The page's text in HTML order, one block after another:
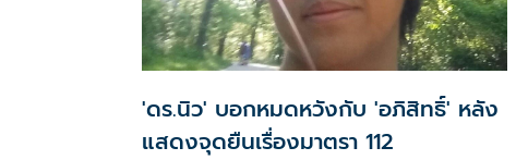
'ดร.นิว' บอกหมดหวังกับ 'อภิสิทธิ์' หลัง
แสดงจุดยืนเรื่องมาตรา 112